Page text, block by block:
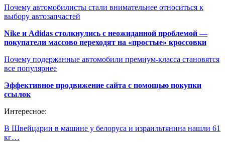
Почему автомобилисты стали внимательнее относиться к
выбору автозапчастей
Nike и Adidas столкнулись с неожиданной проблемой —
покупатели массово переходят на «простые» кроссовки
Почему подержанные автомобили премиум-класса становятся
все популярнее
Эффективное продвижение сайта с помощью покупки
ссылок
Интересное:
В Швейцарии в машине у белоруса и израильтянина нашли 61
кг…